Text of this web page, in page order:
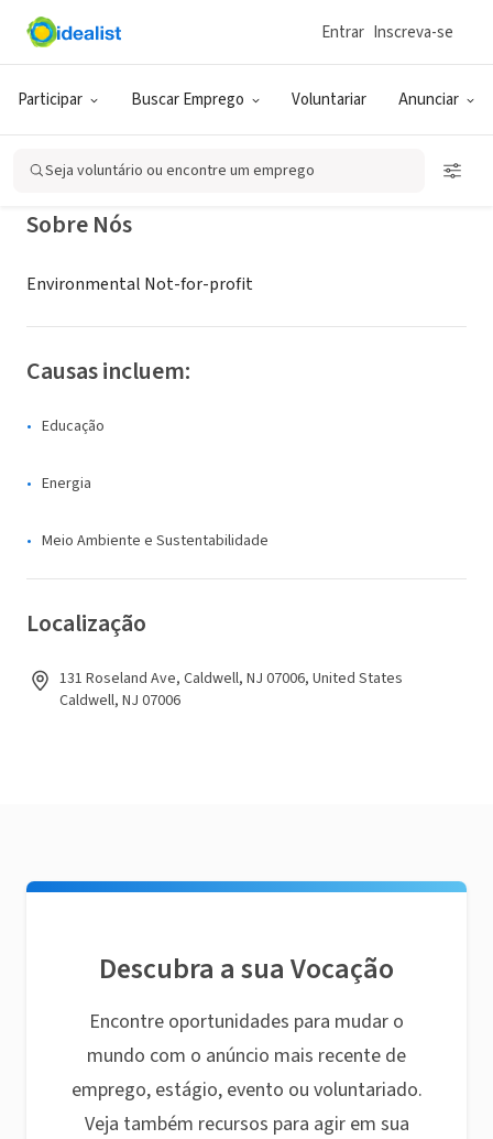
Participar Buscar Emprego Voluntariar Anunciar
Entrar Inscreva-se
Seja voluntário ou encontre um emprego
ONG (SETOR SOCIAL)
Project Porchlight - New Jersey
Sobre Nós
Environmental Not-for-profit
Causas incluem:
Educação
Energia
Meio Ambiente e Sustentabilidade
Localização
131 Roseland Ave, Caldwell, NJ 07006, United States
Caldwell, NJ 07006
Descubra a sua Vocação
Encontre oportunidades para mudar o
mundo com o anúncio mais recente de
emprego, estágio, evento ou voluntariado.
Veja também recursos para agir em sua